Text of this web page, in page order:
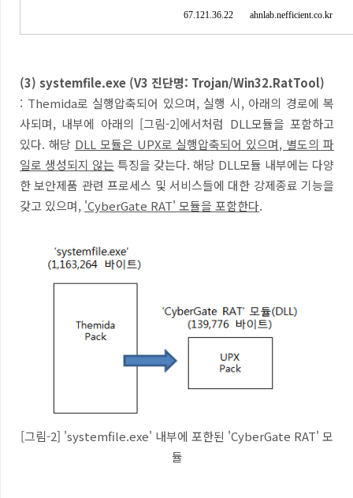
67.121.36.22 ahnlab.nefficient.co.kr
(3) systemfile.exe (V3 진단명: Trojan/Win32.RatTool)
: Themida로 실행압축되어 있으며, 실행 시, 아래의 경로에 복
사되며, 내부에 아래의 [그림-2]에서처럼 DLL모듈을 포함하고
있다. 해당 DLL 모듈은 UPX로 실행압축되어 있으며, 별도의 파
일로 생성되지 않는 특징을 갖는다. 해당 DLL모듈 내부에는 다양
한 보안제품 관련 프로세스 및 서비스들에 대한 강제종료 기능을
갖고 있으며, 'CyberGate RAT' 모듈을 포함한다.
[그림-2] 'systemfile.exe' 내부에 포한된 'CyberGate RAT' 모
듈